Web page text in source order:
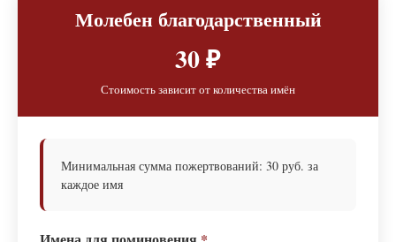
Молебен благодарственный
30 ₽
Стоимость зависит от количества имён
Минимальная сумма пожертвований: 30 руб. за
каждое имя